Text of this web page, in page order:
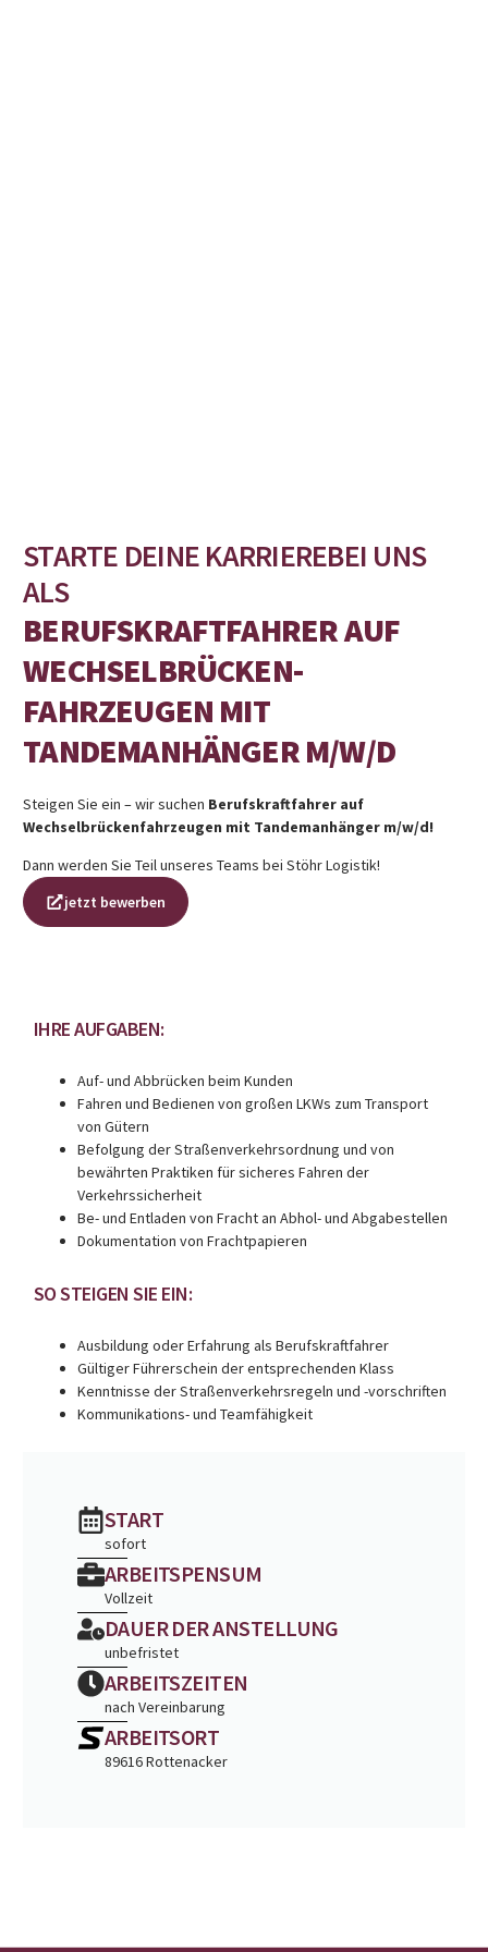
STARTE DEINE KARRIEREBEI UNS
ALS
BERUFSKRAFTFAHRER AUF
WECHSELBRÜCKEN-
FAHRZEUGEN MIT
TANDEMANHÄNGER M/W/D
Steigen Sie ein – wir suchen Berufskraftfahrer auf
Wechselbrückenfahrzeugen mit Tandemanhänger m/w/d!
Dann werden Sie Teil unseres Teams bei Stöhr Logistik!
jetzt bewerben
IHRE AUFGABEN:
Auf- und Abbrücken beim Kunden
Fahren und Bedienen von großen LKWs zum Transport
von Gütern
Befolgung der Straßenverkehrsordnung und von
bewährten Praktiken für sicheres Fahren der
Verkehrssicherheit
Be- und Entladen von Fracht an Abhol- und Abgabestellen
Dokumentation von Frachtpapieren
SO STEIGEN SIE EIN:
Ausbildung oder Erfahrung als Berufskraftfahrer
Gültiger Führerschein der entsprechenden Klass
Kenntnisse der Straßenverkehrsregeln und -vorschriften
Kommunikations- und Teamfähigkeit
START
sofort
ARBEITSPENSUM
Vollzeit
DAUER DER ANSTELLUNG
unbefristet
ARBEITSZEITEN
nach Vereinbarung
ARBEITSORT
89616 Rottenacker